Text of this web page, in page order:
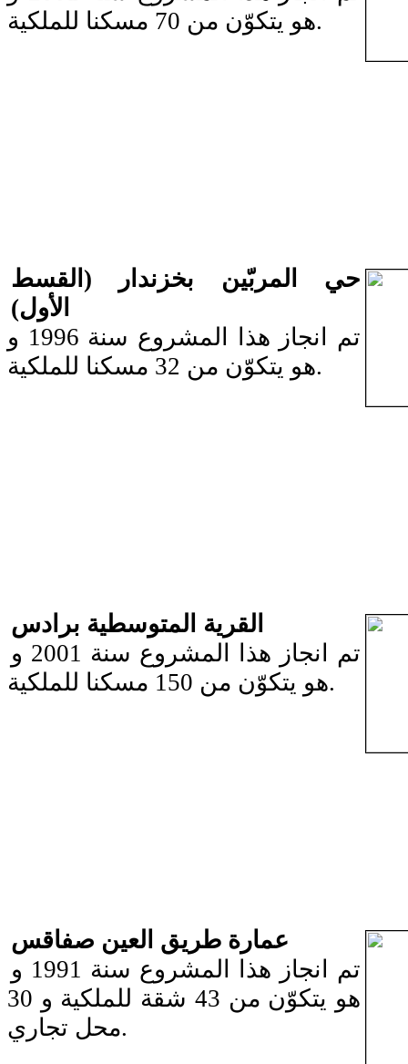
هو يتكوّن من 70 مسكنا للملكية.
حي المربّين بخزندار (القسط
الأول)
تم انجاز هذا المشروع سنة 1996 و
هو يتكوّن من 32 مسكنا للملكية.
القرية المتوسطية برادس
تم انجاز هذا المشروع سنة 2001 و
هو يتكوّن من 150 مسكنا للملكية.
عمارة طريق العين صفاقس
تم انجاز هذا المشروع سنة 1991 و
هو يتكوّن من 43 شقة للملكية و 30
محل تجاري.